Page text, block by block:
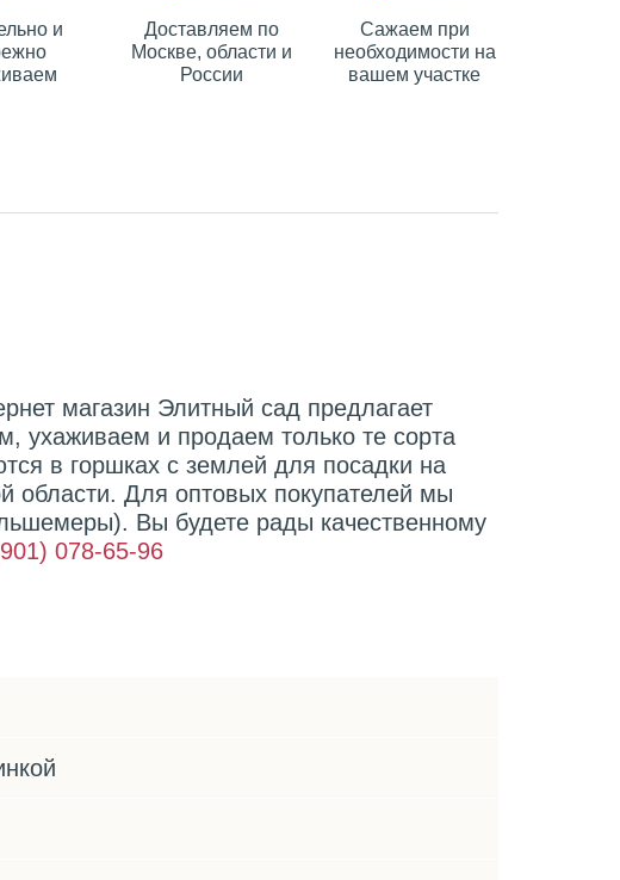
и
Доставляем по
Москве, области и
России
Сажаем при
необходимости на
вашем участке
магазин Элитный сад предлагает
ухаживаем и продаем только те сорта
в горшках с землей для посадки на
области. Для оптовых покупателей мы
Вы будете рады качественному
078-65-96